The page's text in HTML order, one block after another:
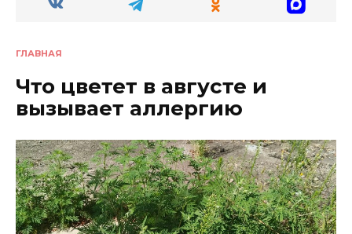
ГЛАВНАЯ
Что цветет в августе и
вызывает аллергию